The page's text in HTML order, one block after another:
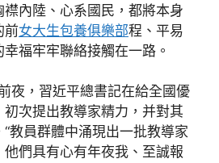
內陸、心系國民，都將本身
前女大生包養俱樂部程、平易
福牢牢聯絡接觸在一路。
夜，習近平總書記在給全國優
初次提出教導家精力，并對其
教員群體中涌現出一批教導家
他們具有心有年夜我、至誠報